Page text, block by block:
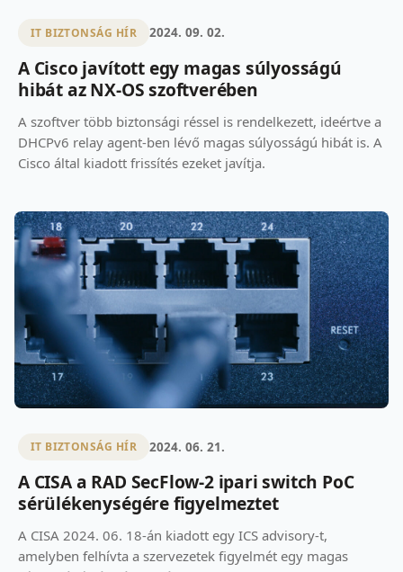
IT BIZTONSÁG HÍR 2024. 09. 02.
A Cisco javított egy magas súlyosságú
hibát az NX-OS szoftverében
A szoftver több biztonsági réssel is rendelkezett, ideértve a
DHCPv6 relay agent-ben lévő magas súlyosságú hibát is. A
Cisco által kiadott frissítés ezeket javítja.
IT BIZTONSÁG HÍR 2024. 06. 21.
A CISA a RAD SecFlow-2 ipari switch PoC
sérülékenységére figyelmeztet
A CISA 2024. 06. 18-án kiadott egy ICS advisory-t,
amelyben felhívta a szervezetek figyelmét egy magas